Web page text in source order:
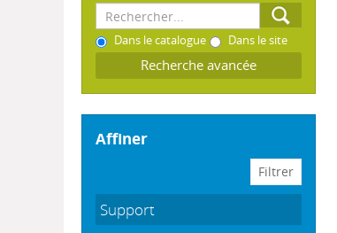
Dans le catalogue Dans le site
Recherche avancée
affiner
Support